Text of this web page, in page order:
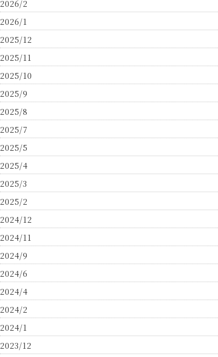
2026/2
2026/1
2025/12
2025/11
2025/10
2025/9
2025/8
2025/7
2025/5
2025/4
2025/3
2025/2
2024/12
2024/11
2024/9
2024/6
2024/4
2024/2
2024/1
2023/12